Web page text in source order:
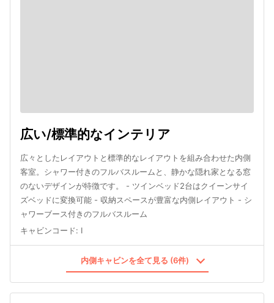
広い/標準的なインテリア
広々としたレイアウトと標準的なレイアウトを組み合わせた内側
客室。シャワー付きのフルバスルームと、静かな隠れ家となる窓
のないデザインが特徴です。 - ツインベッド2台はクイーンサイ
ズベッドに変換可能 - 収納スペースが豊富な内側レイアウト - シ
ャワーブース付きのフルバスルーム
キャビンコード: I
内側キャビンを全て見る (6件)